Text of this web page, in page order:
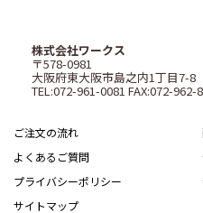
株式会社ワークス
〒578-0981
大阪府東大阪市島之内1丁目7-8
TEL:072-961-0081 FAX:072-962-
ご注文の流れ
よくあるご質問
プライバシーポリシー
サイトマップ